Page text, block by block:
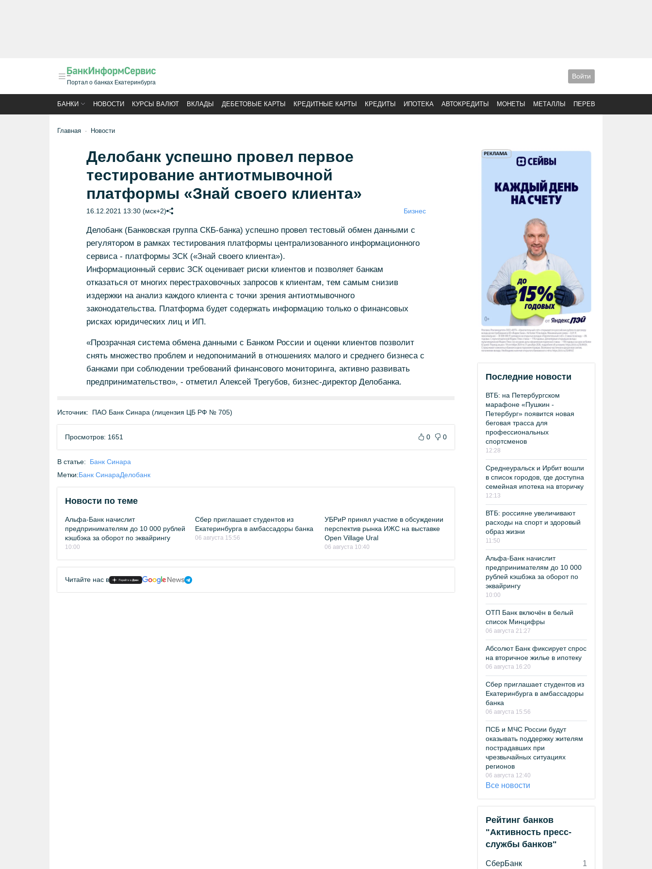
Портал о банках Екатеринбурга
Войти
БАНКИ НОВОСТИ КУРСЫ ВАЛЮТ ВКЛАДЫ ДЕБЕТОВЫЕ КАРТЫ КРЕДИТНЫЕ КАРТЫ КРЕДИТЫ ИПОТЕКА АВТОКРЕДИТЫ МОНЕТЫ МЕТАЛЛЫ ПЕРЕВОДЫ
Главная Новости
Делобанк успешно провел первое
тестирование антиотмывочной
платформы «Знай своего клиента»
16.12.2021 13:30 (мск+2) Бизнес
Делобанк (Банковская группа СКБ-банка) успешно провел тестовый обмен данными с
регулятором в рамках тестирования платформы централизованного информационного
сервиса - платформы ЗСК («Знай своего клиента»).
Информационный сервис ЗСК оценивает риски клиентов и позволяет банкам
отказаться от многих перестраховочных запросов к клиентам, тем самым снизив
издержки на анализ каждого клиента с точки зрения антиотмывочного
законодательства. Платформа будет содержать информацию только о финансовых
рисках юридических лиц и ИП.
«Прозрачная система обмена данными с Банком России и оценки клиентов позволит
снять множество проблем и недопониманий в отношениях малого и среднего бизнеса с
банками при соблюдении требований финансового мониторинга, активно развивать
предпринимательство», - отметил Алексей Трегубов, бизнес-директор Делобанка.
Источник: ПАО Банк Синара (лицензия ЦБ РФ № 705)
Просмотров: 1651 0 0
В статье:
Банк Синара
Метки:Банк СинараДелобанк
Новости по теме
Альфа-Банк начислит
предпринимателям до 10 000 рублей
кэшбэка за оборот по эквайрингу
10:00
Сбер приглашает студентов из
Екатеринбурга в амбассадоры банка
06 августа 15:56
УБРиР принял участие в обсуждении
перспектив рынка ИЖС на выставке
Open Village Ural
06 августа 10:40
Читайте нас в
Последние новости
ВТБ: на Петербургском
марафоне «Пушкин -
Петербург» появится новая
беговая трасса для
профессиональных
спортсменов
12:28
Среднеуральск и Ирбит вошли
в список городов, где доступна
семейная ипотека на вторичку
12:13
ВТБ: россияне увеличивают
расходы на спорт и здоровый
образ жизни
11:50
Альфа-Банк начислит
предпринимателям до 10 000
рублей кэшбэка за оборот по
эквайрингу
10:00
ОТП Банк включён в белый
список Минцифры
06 августа 21:27
Абсолют Банк фиксирует спрос
на вторичное жилье в ипотеку
06 августа 16:20
Сбер приглашает студентов из
Екатеринбурга в амбассадоры
банка
06 августа 15:56
ПСБ и МЧС России будут
оказывать поддержку жителям
пострадавших при
чрезвычайных ситуациях
регионов
06 августа 12:40
Все новости
Рейтинг банков
"Активность пресс-
службы банков"
СберБанк
1